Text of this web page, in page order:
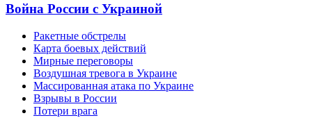
Война России с Украиной
Ракетные обстрелы
Карта боевых действий
Мирные переговоры
Воздушная тревога в Украине
Массированная атака по Украине
Взрывы в России
Потери врага